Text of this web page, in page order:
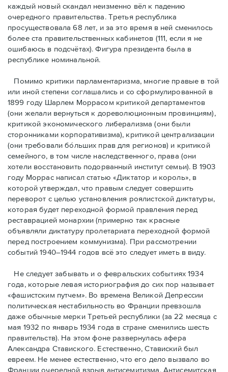
каждый новый скандал неизменно вёл к падению
очередного правительства. Третья республика
просуществовала 68 лет, и за это время в ней сменилось
более ста правительственных кабинетов (111, если я не
ошибаюсь в подсчётах). Фигура президента была в
республике номинальной.
Помимо критики парламентаризма, многие правые в той
или иной степени соглашались и со сформулированной в
1899 году Шарлем Моррасом критикой департаментов
(они желали вернуться к дореволюционным провинциям),
критикой экономического либерализма (они были
сторонниками корпоративизма), критикой централизации
(они требовали бóльших прав для регионов) и критикой
семейного, в том числе наследственного, права (они
хотели восстановить подорванный институт семьи). В 1903
году Моррас написал статью «Диктатор и король», в
которой утверждал, что правым следует совершить
переворот с целью установления роялистской диктатуры,
которая будет переходной формой правления перед
реставрацией монархии (примерно так красные
объявляли диктатуру пролетариата переходной формой
перед построением коммунизма). При рассмотрении
событий 1940–1944 годов всё это следует иметь в виду.
Не следует забывать и о февральских событиях 1934
года, которые левая историография до сих пор называет
«фашистским путчем». Во времена Великой Депрессии
политическая нестабильность во Франции превзошла
даже обычные мерки Третьей республики (за 22 месяца с
мая 1932 по январь 1934 года в стране сменились шесть
правительств). На этом фоне развернулась афера
Александра Ставиского. Естественно, Ставиский был
евреем. Не менее естественно, что его дело вызвало во
Франции очередной взрыв антисемитизма. Антисемитская